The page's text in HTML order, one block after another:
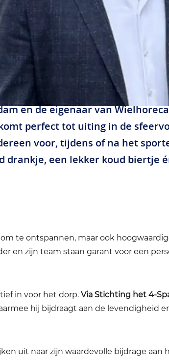
nieuwe bestuurslid: Sander aan de Wiel
dat Sander aan de Wiel zich bij
heeft gevoegd.
en de eigenaar van
perfect tot uiting in de
voor, tijdens of na het
drankje, een lekker koud biertje
te ontspannen, maar ook
en zijn team staan garant voor een
in voor het dorp. Via Stichting het 4-
hij bijdraagt aan de levendigheid
uit naar zijn waardevolle bijdrage aan